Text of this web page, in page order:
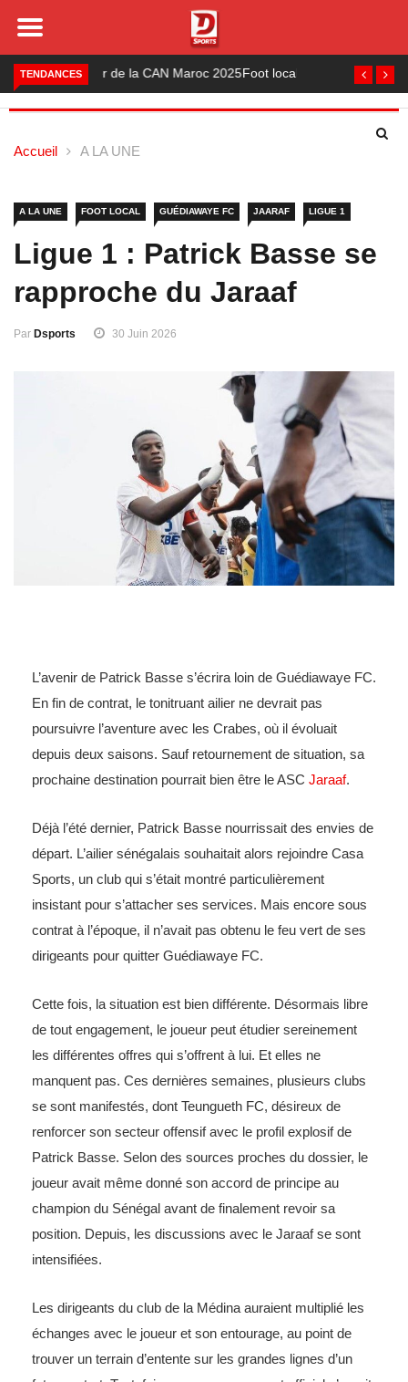
TENDANCES Foot local : les lauréats de la saison 2024-2025
Accueil A LA UNE
A LA UNE FOOT LOCAL GUÉDIAWAYE FC JAARAF LIGUE 1
Ligue 1 : Patrick Basse se
rapproche du Jaraaf
Par Dsports 30 Juin 2026
L’avenir de Patrick Basse s’écrira loin de Guédiawaye FC.
En fin de contrat, le tonitruant ailier ne devrait pas
poursuivre l’aventure avec les Crabes, où il évoluait
depuis deux saisons. Sauf retournement de situation, sa
prochaine destination pourrait bien être le ASC Jaraaf.
Déjà l’été dernier, Patrick Basse nourrissait des envies de
départ. L’ailier sénégalais souhaitait alors rejoindre Casa
Sports, un club qui s’était montré particulièrement
insistant pour s’attacher ses services. Mais encore sous
contrat à l’époque, il n’avait pas obtenu le feu vert de ses
dirigeants pour quitter Guédiawaye FC.
Cette fois, la situation est bien différente. Désormais libre
de tout engagement, le joueur peut étudier sereinement
les différentes offres qui s’offrent à lui. Et elles ne
manquent pas. Ces dernières semaines, plusieurs clubs
se sont manifestés, dont Teungueth FC, désireux de
renforcer son secteur offensif avec le profil explosif de
Patrick Basse. Selon des sources proches du dossier, le
joueur avait même donné son accord de principe au
champion du Sénégal avant de finalement revoir sa
position. Depuis, les discussions avec le Jaraaf se sont
intensifiées.
Les dirigeants du club de la Médina auraient multiplié les
échanges avec le joueur et son entourage, au point de
trouver un terrain d’entente sur les grandes lignes d’un